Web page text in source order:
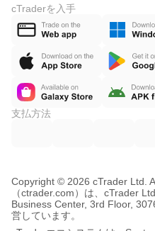
cTraderを入手
支払方法
Copyright © 2026 cTrader Ltd.
（ctrader.com）は、cTrader
Business Center, 3rd Floor,
営しています。